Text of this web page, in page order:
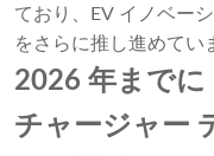
ており、EV イノベー
をさらに推し進めてい
2026 年までに
チャージャー